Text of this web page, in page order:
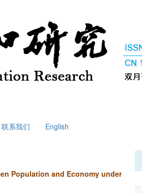
联系我们 English
Population and Economy under